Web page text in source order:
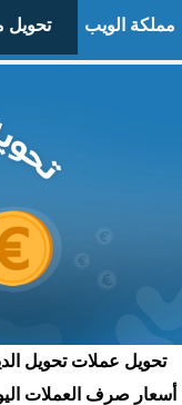
مملكة الويب تحويل
تحويل عملات تحويل
أسعار صرف العملات